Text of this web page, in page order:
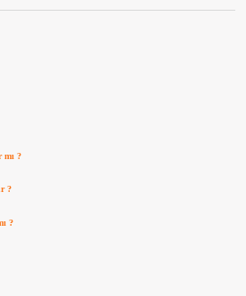
mı ?
?
?